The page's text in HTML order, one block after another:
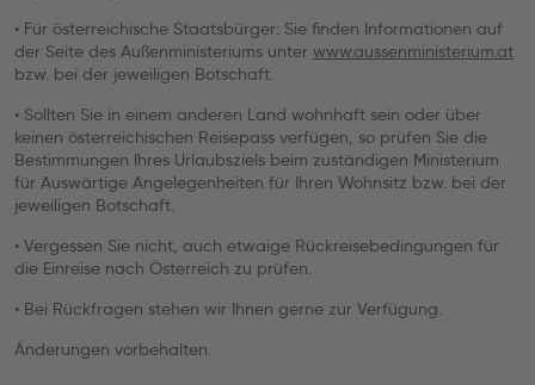
• Für österreichische Staatsbürger: Sie finden Informationen auf
der Seite des Außenministeriums unter www.aussenministerium.at
bzw. bei der jeweiligen Botschaft.
• Sollten Sie in einem anderen Land wohnhaft sein oder über
keinen österreichischen Reisepass verfügen, so prüfen Sie die
Bestimmungen Ihres Urlaubsziels beim zuständigen Ministerium
für Auswärtige Angelegenheiten für Ihren Wohnsitz bzw. bei der
jeweiligen Botschaft.
• Vergessen Sie nicht, auch etwaige Rückreisebedingungen für
die Einreise nach Österreich zu prüfen.
• Bei Rückfragen stehen wir Ihnen gerne zur Verfügung.
Änderungen vorbehalten.